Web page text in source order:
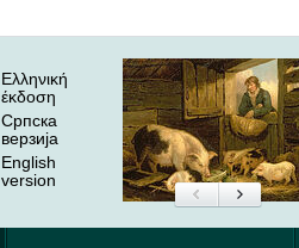
Ελληνική
έκδοση
Српска
верзиjа
English
version